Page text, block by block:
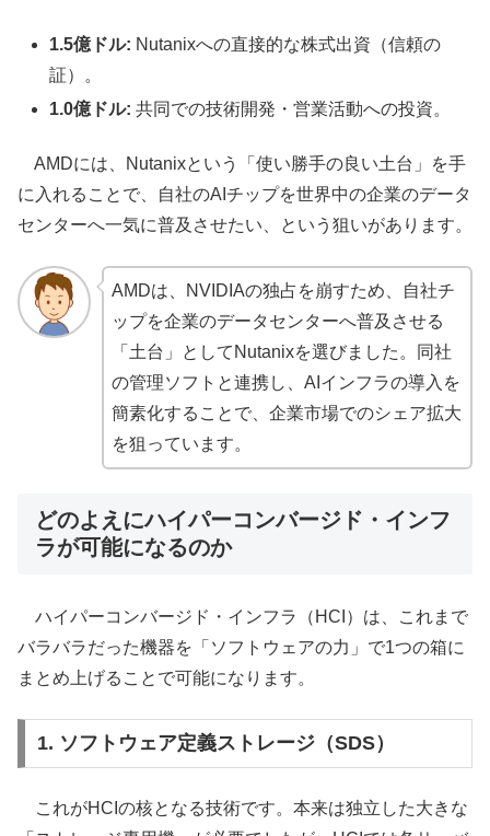
1.5億ドル: Nutanixへの直接的な株式出資（信頼の
証）。
1.0億ドル: 共同での技術開発・営業活動への投資。
AMDには、Nutanixという「使い勝手の良い土台」を手
に入れることで、自社のAIチップを世界中の企業のデータ
センターへ一気に普及させたい、という狙いがあります。
AMDは、NVIDIAの独占を崩すため、自社チ
ップを企業のデータセンターへ普及させる
「土台」としてNutanixを選びました。同社
の管理ソフトと連携し、AIインフラの導入を
簡素化することで、企業市場でのシェア拡大
を狙っています。
どのよえにハイパーコンバージド・インフ
ラが可能になるのか
ハイパーコンバージド・インフラ（HCI）は、これまで
バラバラだった機器を「ソフトウェアの力」で1つの箱に
まとめ上げることで可能になります。
1. ソフトウェア定義ストレージ（SDS）
これがHCIの核となる技術です。本来は独立した大きな